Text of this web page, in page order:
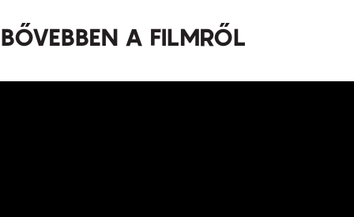
BŐVEBBEN A FILMRŐL